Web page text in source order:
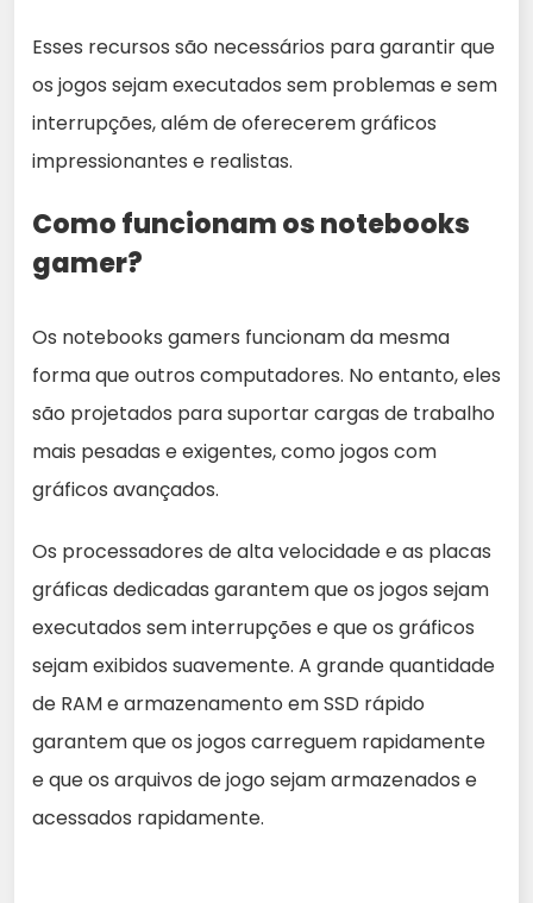
Esses recursos são necessários para garantir que
os jogos sejam executados sem problemas e sem
interrupções, além de oferecerem gráficos
impressionantes e realistas.
Como funcionam os notebooks
gamer?
Os notebooks gamers funcionam da mesma
forma que outros computadores. No entanto, eles
são projetados para suportar cargas de trabalho
mais pesadas e exigentes, como jogos com
gráficos avançados.
Os processadores de alta velocidade e as placas
gráficas dedicadas garantem que os jogos sejam
executados sem interrupções e que os gráficos
sejam exibidos suavemente. A grande quantidade
de RAM e armazenamento em SSD rápido
garantem que os jogos carreguem rapidamente
e que os arquivos de jogo sejam armazenados e
acessados rapidamente.